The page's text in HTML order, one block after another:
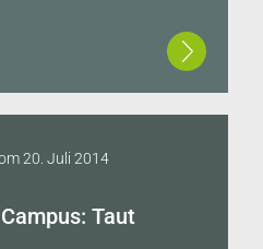
20. Juli 2014
Taut